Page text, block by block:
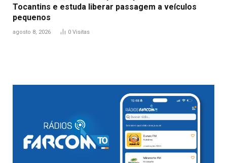
Tocantins e estuda liberar passagem a veículos
pequenos
agosto 8, 2026 0 Visitas